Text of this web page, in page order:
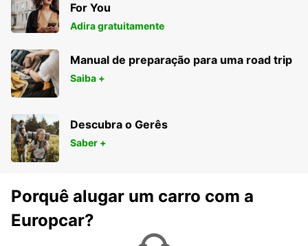
For You
Adira gratuitamente
Manual de preparação para uma road trip
Saiba +
Descubra o Gerês
Saber +
Porquê alugar um carro com a
Europcar?